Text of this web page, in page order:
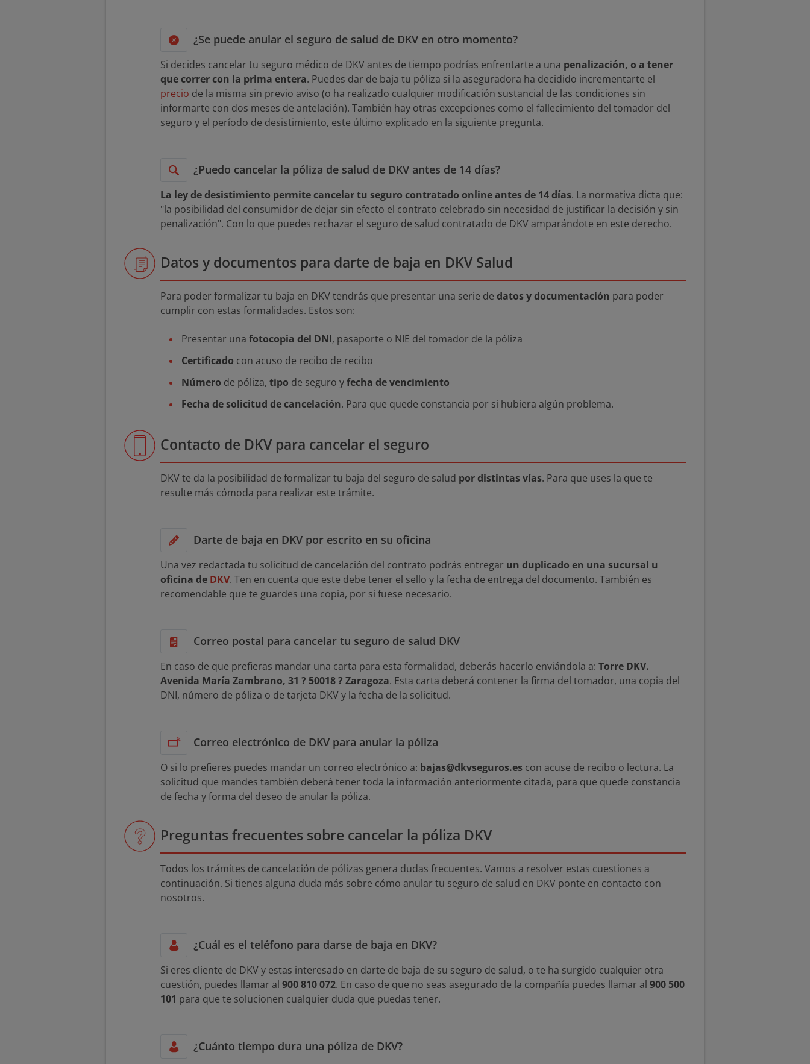
¿Se puede anular el seguro de salud de DKV en otro momento?
Si decides cancelar tu seguro médico de DKV antes de tiempo podrías enfrentarte a una penalización, o a tener
que correr con la prima entera. Puedes dar de baja tu póliza si la aseguradora ha decidido incrementarte el
precio de la misma sin previo aviso (o ha realizado cualquier modificación sustancial de las condiciones sin
informarte con dos meses de antelación). También hay otras excepciones como el fallecimiento del tomador del
seguro y el período de desistimiento, este último explicado en la siguiente pregunta.
¿Puedo cancelar la póliza de salud de DKV antes de 14 días?
La ley de desistimiento permite cancelar tu seguro contratado online antes de 14 días. La normativa dicta que:
"la posibilidad del consumidor de dejar sin efecto el contrato celebrado sin necesidad de justificar la decisión y sin
penalización". Con lo que puedes rechazar el seguro de salud contratado de DKV amparándote en este derecho.
Datos y documentos para darte de baja en DKV Salud
Para poder formalizar tu baja en DKV tendrás que presentar una serie de datos y documentación para poder
cumplir con estas formalidades. Estos son:
Presentar una fotocopia del DNI, pasaporte o NIE del tomador de la póliza
Certificado con acuso de recibo de recibo
Número de póliza, tipo de seguro yfecha de vencimiento
Fecha de solicitud de cancelación. Para que quede constancia por si hubiera algún problema.
Contacto de DKV para cancelar el seguro
DKV te da la posibilidad de formalizar tu baja del seguro de salud por distintas vías. Para que uses la que te
resulte más cómoda para realizar este trámite.
Darte de baja en DKV por escrito en su oficina
Una vez redactada tu solicitud de cancelación del contrato podrás entregar un duplicado en una sucursal u
oficina de DKV. Ten en cuenta que este debe tener el sello y la fecha de entrega del documento. También es
recomendable que te guardes una copia, por si fuese necesario.
Correo postal para cancelar tu seguro de salud DKV
En caso de que prefieras mandar una carta para esta formalidad, deberás hacerlo enviándola a: Torre DKV.
Avenida María Zambrano, 31 ? 50018 ? Zaragoza. Esta carta deberá contener la firma del tomador, una copia del
DNI, número de póliza o de tarjeta DKV y la fecha de la solicitud.
Correo electrónico de DKV para anular la póliza
O si lo prefieres puedes mandar un correo electrónico a: bajas@dkvseguros.es con acuse de recibo o lectura. La
solicitud que mandes también deberá tener toda la información anteriormente citada, para que quede constancia
de fecha y forma del deseo de anular la póliza.
Preguntas frecuentes sobre cancelar la póliza DKV
Todos los trámites de cancelación de pólizas genera dudas frecuentes. Vamos a resolver estas cuestiones a
continuación. Si tienes alguna duda más sobre cómo anular tu seguro de salud en DKV ponte en contacto con
nosotros.
¿Cuál es el teléfono para darse de baja en DKV?
Si eres cliente de DKV y estas interesado en darte de baja de su seguro de salud, o te ha surgido cualquier otra
cuestión, puedes llamar al 900 810 072. En caso de que no seas asegurado de la compañía puedes llamar al 900 500
101 para que te solucionen cualquier duda que puedas tener.
¿Cuánto tiempo dura una póliza de DKV?